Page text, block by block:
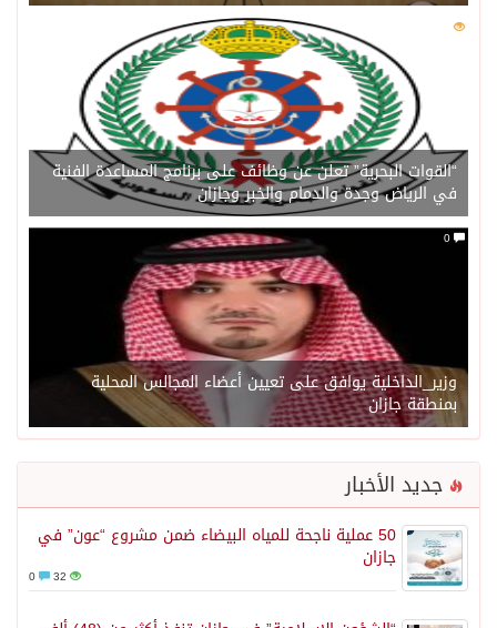
202
“القوات البحرية” تعلن عن وظائف على برنامج المساعدة الفنية
في الرياض وجدة والدمام والخبر وجازان
وزير_الداخلية يوافق على تعيين أعضاء المجالس المحلية
بمنطقة جازان
جديد الأخبار
50 عملية ناجحة للمياه البيضاء ضمن مشروع “عون” في
جازان
32